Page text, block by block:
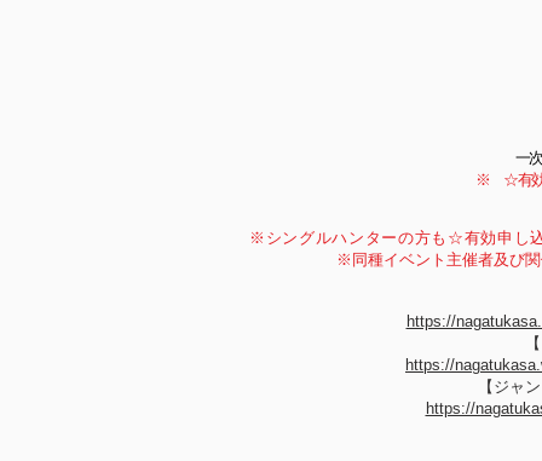
一
※ ☆有効
※シングルハンターの方も☆有効申し
※ 同種イベント主催者及び
https://
https://
【ジャ
https://